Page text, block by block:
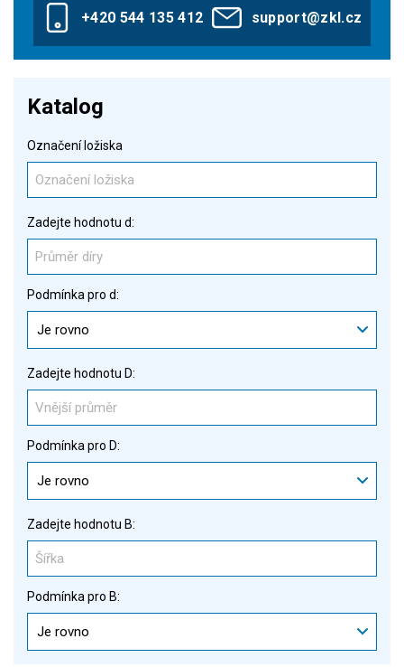
+420 544 135 412 support@zkl.cz
Katalog
Označení ložiska
Zadejte hodnotu d:
Podmínka pro d:
Je rovno
Zadejte hodnotu D:
Podmínka pro D:
Je rovno
Zadejte hodnotu B:
Podmínka pro B:
Je rovno